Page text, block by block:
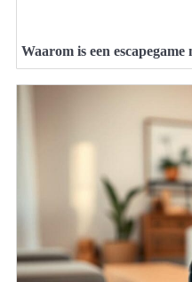
Waarom is een